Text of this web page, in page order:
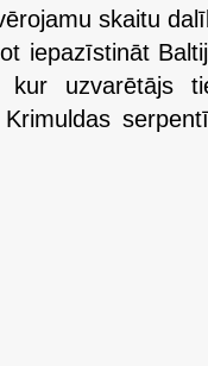
skaitu
iepazīstināt
uzvarētājs